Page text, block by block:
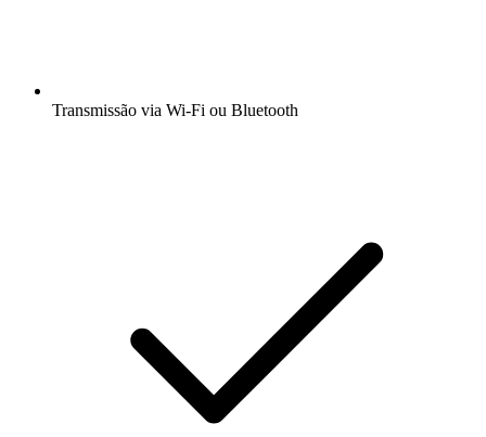
Transmissão via Wi-Fi ou Bluetooth